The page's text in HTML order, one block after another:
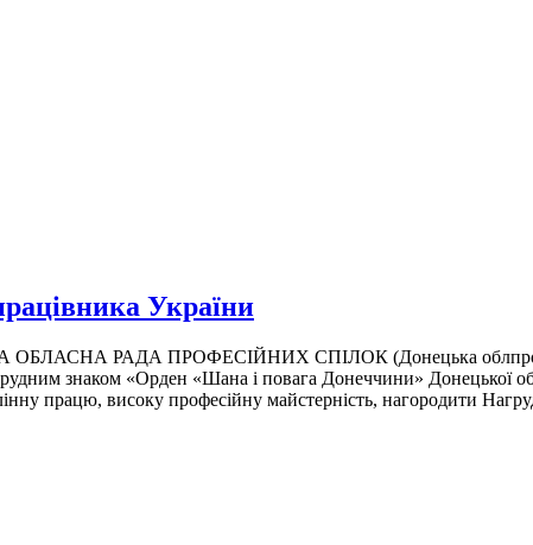
України
РАДА ПРОФЕСІЙНИХ СПІЛОК (Донецька
«Орден «Шана і повага Донеччини» Донецької
працю, високу професійну майстерність, нагородити